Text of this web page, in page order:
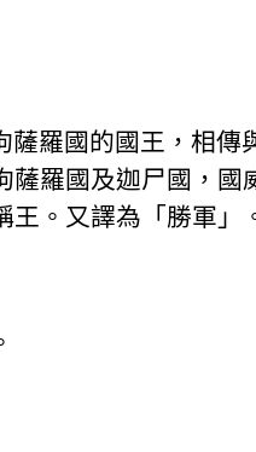
羅國的國王，相傳
羅國及迦尸國，
。又譯為「勝軍」